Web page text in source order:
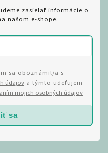
zasielať informácie o
našom e-shope.
sa oboznámil/a s
údajova týmto udeľujem
mojich osobných údajov
sa